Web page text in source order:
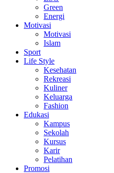
Green
Energi
Motivasi
Motivasi
Islam
Sport
Life Style
Kesehatan
Rekreasi
Kuliner
Keluarga
Fashion
Edukasi
Kampus
Sekolah
Kursus
Karir
Pelatihan
Promosi